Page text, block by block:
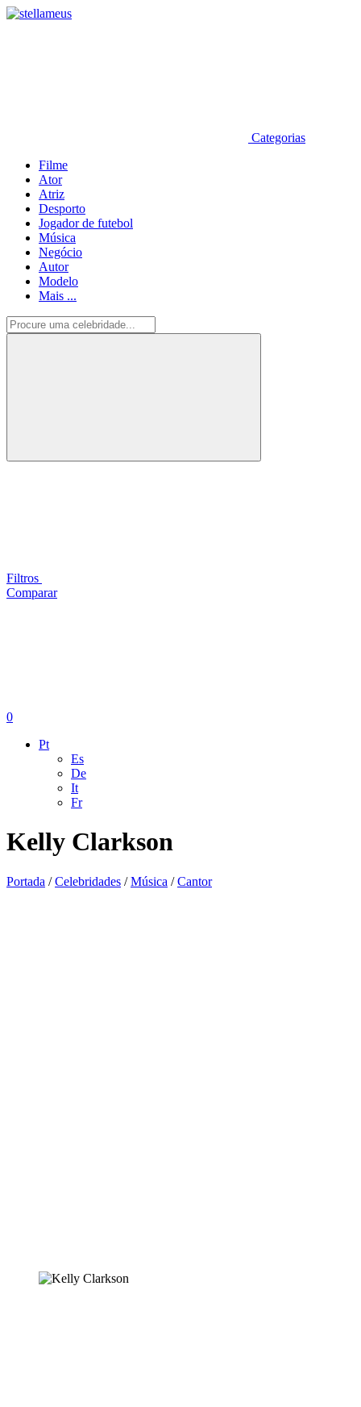
Categorias
Filme
Ator
Atriz
Desporto
Jogador de futebol
Música
Negócio
Autor
Modelo
Mais ...
Filtros
Comparar
0
Pt
Es
De
It
Fr
Kelly Clarkson
Portada /Celebridades /Música /Cantor